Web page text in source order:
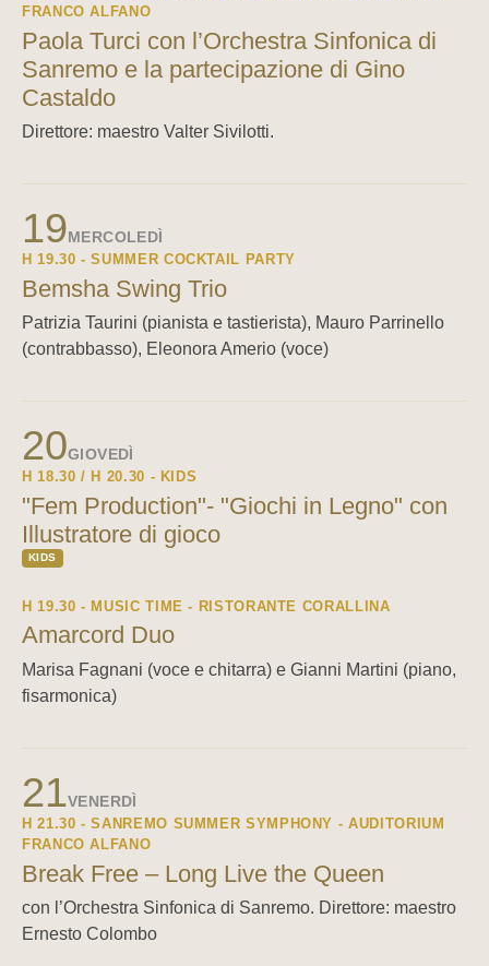
FRANCO ALFANO
Paola Turci con l’Orchestra Sinfonica di
Sanremo e la partecipazione di Gino
Castaldo
Direttore: maestro Valter Sivilotti.
19 MERCOLEDÌ
H 19.30 - SUMMER COCKTAIL PARTY
Bemsha Swing Trio
Patrizia Taurini (pianista e tastierista), Mauro Parrinello
(contrabbasso), Eleonora Amerio (voce)
20GIOVEDÌ
H 18.30 / H 20.30 - KIDS
"Fem Production"- "Giochi in Legno" con
Illustratore di gioco
KIDS
H 19.30 - MUSIC TIME - RISTORANTE CORALLINA
Amarcord Duo
Marisa Fagnani (voce e chitarra) e Gianni Martini (piano,
fisarmonica)
21VENERDÌ
H 21.30 - SANREMO SUMMER SYMPHONY - AUDITORIUM
FRANCO ALFANO
Break Free – Long Live the Queen
con l’Orchestra Sinfonica di Sanremo. Direttore: maestro
Ernesto Colombo